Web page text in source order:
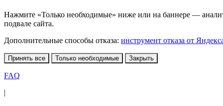
Нажмите «Только необходимые» ниже или на баннере —
подвале сайта.
Дополнительные способы отказа: инструмент отказа от
Принять все Только необходимые Закрыть
FAQ
|